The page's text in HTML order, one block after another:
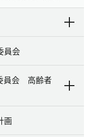
員会
員会 高齢者
画